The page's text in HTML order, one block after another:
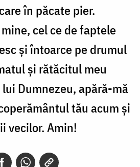
în păcate pier.
cel ce de faptele
și întoarce pe drumul
și rătăcitul meu
Dumnezeu, apără-mă
tău acum și
vecilor. Amin!